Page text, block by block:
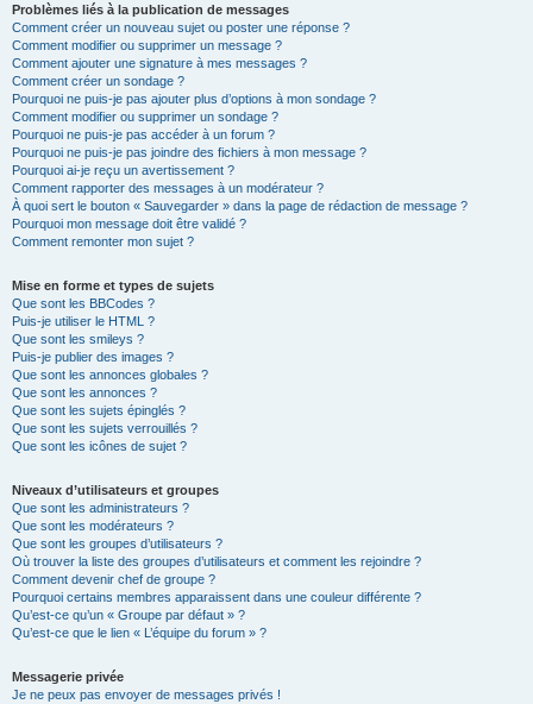
Problèmes liés à la publication de messages
Comment créer un nouveau sujet ou poster une réponse ?
Comment modifier ou supprimer un message ?
Comment ajouter une signature à mes messages ?
Comment créer un sondage ?
Pourquoi ne puis-je pas ajouter plus d’options à mon sondage ?
Comment modifier ou supprimer un sondage ?
Pourquoi ne puis-je pas accéder à un forum ?
Pourquoi ne puis-je pas joindre des fichiers à mon message ?
Pourquoi ai-je reçu un avertissement ?
Comment rapporter des messages à un modérateur ?
À quoi sert le bouton « Sauvegarder » dans la page de rédaction de message ?
Pourquoi mon message doit être validé ?
Comment remonter mon sujet ?
Mise en forme et types de sujets
Que sont les BBCodes ?
Puis-je utiliser le HTML ?
Que sont les smileys ?
Puis-je publier des images ?
Que sont les annonces globales ?
Que sont les annonces ?
Que sont les sujets épinglés ?
Que sont les sujets verrouillés ?
Que sont les icônes de sujet ?
Niveaux d’utilisateurs et groupes
Que sont les administrateurs ?
Que sont les modérateurs ?
Que sont les groupes d’utilisateurs ?
Où trouver la liste des groupes d’utilisateurs et comment les rejoindre ?
Comment devenir chef de groupe ?
Pourquoi certains membres apparaissent dans une couleur différente ?
Qu’est-ce qu’un « Groupe par défaut » ?
Qu’est-ce que le lien « L’équipe du forum » ?
Messagerie privée
Je ne peux pas envoyer de messages privés !